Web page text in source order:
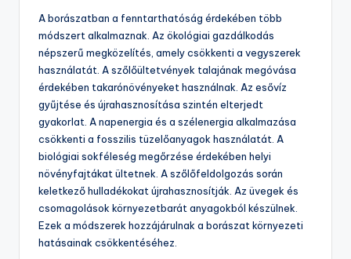
A borászatban a fenntarthatóság érdekében több
módszert alkalmaznak. Az ökológiai gazdálkodás
népszerű megközelítés, amely csökkenti a vegyszerek
használatát. A szőlőültetvények talajának megóvása
érdekében takarónövényeket használnak. Az esővíz
gyűjtése és újrahasznosítása szintén elterjedt
gyakorlat. A napenergia és a szélenergia alkalmazása
csökkenti a fosszilis tüzelőanyagok használatát. A
biológiai sokféleség megőrzése érdekében helyi
növényfajtákat ültetnek. A szőlőfeldolgozás során
keletkező hulladékokat újrahasznosítják. Az üvegek és
csomagolások környezetbarát anyagokból készülnek.
Ezek a módszerek hozzájárulnak a borászat környezeti
hatásainak csökkentéséhez.